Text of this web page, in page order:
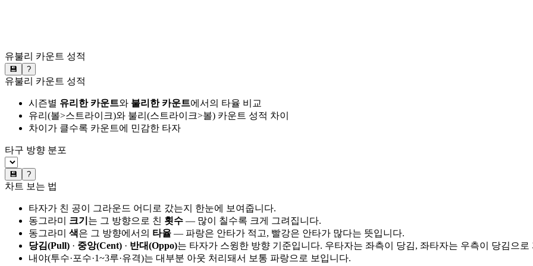
유불리 카운트 성적
💾 ?
유불리 카운트 성적
시즌별 유리한 카운트와 불리한 카운트에서의 타율 비교
유리(볼>스트라이크)와 불리(스트라이크>볼) 카운트 성적 차이
차이가 클수록 카운트에 민감한 타자
타구 방향 분포
💾 ?
차트 보는 법
타자가 친 공이 그라운드 어디로 갔는지 한눈에 보여줍니다.
동그라미 크기 는 그 방향으로 친 횟수 — 많이 칠수록 크게 그려집니다.
동그라미 색은 그 방향에서의 타율 — 파랑은 안타가 적고, 빨강은 안타가 많다는 뜻입니다.
당김(Pull) · 중앙(Cent) · 반대(Oppo)는 타자가 스윙한 방향 기준입니다. 우타자는 좌측이 당김, 좌타자는 우측이 당김으로
내야(투수·포수·1~3루·유격)는 대부분 아웃 처리돼서 보통 파랑으로 보입니다.